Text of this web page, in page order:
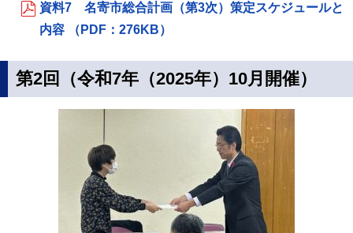
資料7 名寄市総合計画（第3次）策定スケジュールと
内容 （PDF：276KB）
第2回（令和7年（2025年）10月開催）